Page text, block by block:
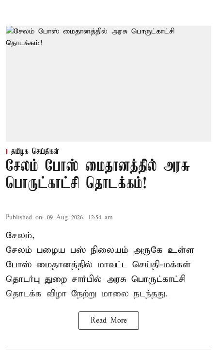
தமிழக செய்திகள்
சேலம் போஸ் மைதானத்தில் அரசு
பொருட்காட்சி தொடக்கம்!
Published on: 09 Aug 2026, 12:54 am
சேலம்,
சேலம் பழைய பஸ் நிலையம் அருகே உள்ள
போஸ் மைதானத்தில் மாவட்ட செய்தி-மக்கள்
தொடர்பு துறை சார்பில் அரசு பொருட்காட்சி
தொடக்க விழா நேற்று மாலை நடந்தது.
Read More